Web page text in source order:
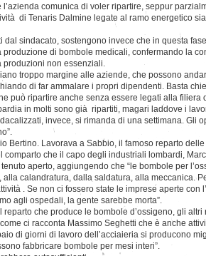
comunica di voler ripartire, seppur
di Tenaris Dalmine legate al ramo energetico
dal sindacato, sostengono invece che in questa
di bombole medicali, confermando la
non essenziali.
troppo margine alle aziende, che possono
di far ammalare i propri dipendenti. Basta
può ripartire anche senza essere legati alla
in molti sono già ripartiti, magari laddove i
invece, si rimanda di una settimana. Gli
Bertino. Lavorava a Sabbio, il famoso reparto
comparto che il capo degli industriali lombardi,
aperto, aggiungendo che “le bombole per
alla calandratura, dalla saldatura, alla meccanica.
. Se non ci fossero state le imprese aperte con
agli ospedali, la gente sarebbe morta”.
reparto che produce le bombole d’ossigeno, gli
ci racconta Massimo Seghetti che è anche
di giorni di lavoro dell’acciaieria si producono
fabbricare bombole per mesi interi”.